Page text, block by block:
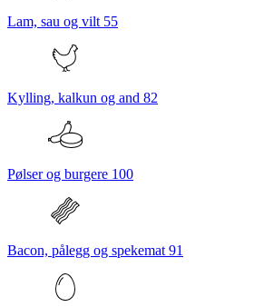
Lam, sau og vilt 55
Kylling, kalkun og and 82
Pølser og burgere 100
Bacon, pålegg og spekemat 91